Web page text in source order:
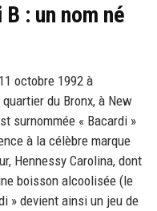
: un nom né
octobre 1992 à
du Bronx, à New
surnommée « Bacardi »
à la célèbre marque
Hennessy Carolina, dont
boisson alcoolisée (le
» devient ainsi un jeu de